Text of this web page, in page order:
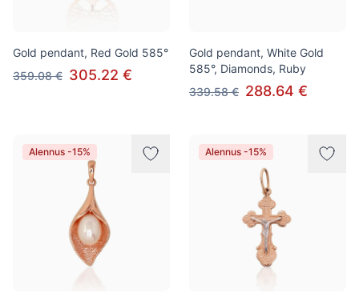
Gold pendant, Red Gold 585°
359.08 € 305.22 €
Gold pendant, White Gold
585°, Diamonds, Ruby
339.58 € 288.64 €
Alennus -15% Alennus -15%